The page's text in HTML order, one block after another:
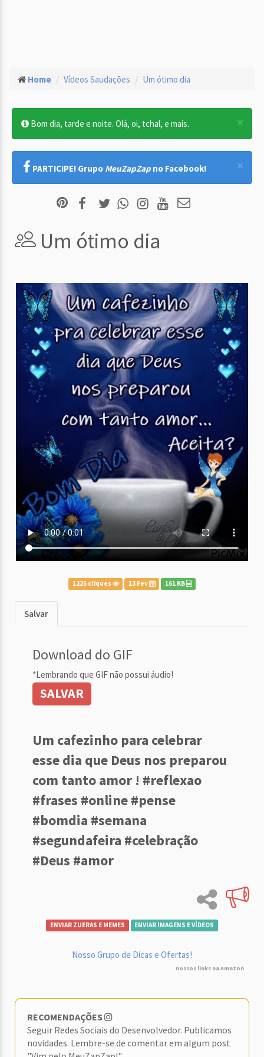
Home Vídeos Saudações Um ótimo dia
×
Bom dia, tarde e noite. Olá, oi, tchal, e mais.
×
PARTICIPE! Grupo MeuZapZap no Facebook!
Um ótimo dia
1225 cliques 13 Fev 161 KB
Salvar
Download do GIF
*Lembrando que GIF não possui áudio!
SALVAR
Um cafezinho para celebrar
esse dia que Deus nos preparou
com tanto amor ! #reflexao
#frases #online #pense
#bomdia #semana
#segundafeira #celebração
#Deus #amor
ENVIAR ZUERAS E MEMES ENVIAR IMAGENS E VÍDEOS
Nosso Grupo de Dicas e Ofertas!
nossos links na Amazon
RECOMENDAÇÕES
Seguir Redes Sociais do Desenvolvedor. Publicamos
novidades. Lembre-se de comentar em algum post